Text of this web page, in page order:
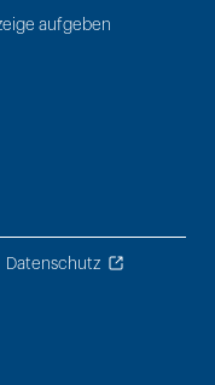
aufgeben
Datenschutz